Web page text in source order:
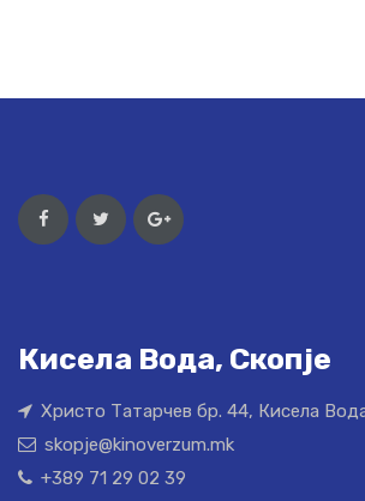
Кисела Вода, Скопје
Христо Татарчев бр. 44, Кисела
skopje@kinoverzum.mk
+389 71 29 02 39